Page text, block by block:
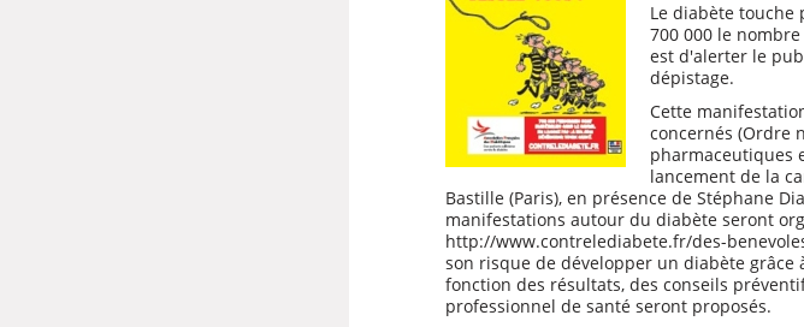
Le diabète touche
700 000 le
est d'alerter le
dépistage.
Cette
concernés (Ordre
pharmaceutiques
lancement de la
Bastille (Paris), en présence de Stéphane
manifestations autour du diabète seront
http://www.contrelediabete.fr/des-
son risque de développer un diabète
fonction des résultats, des conseils
professionnel de santé seront proposés.